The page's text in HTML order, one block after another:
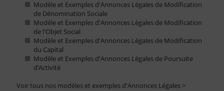
Modèle et Exemples d'Annonces Légales de Modification
de Dénomination Sociale
Modèle et Exemples d'Annonces Légales de Modification
de l'Objet Social
Modèle et Exemples d'Annonces Légales de Modification
du Capital
Modèle et Exemples d'Annonces Légales de Poursuite
d’Activité
Voir tous nos modèles et exemples d'Annonces Légales >